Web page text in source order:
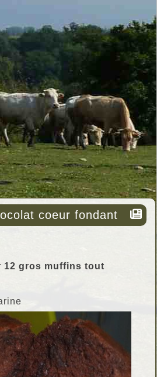
coeur fondant
12 gros muffins tout